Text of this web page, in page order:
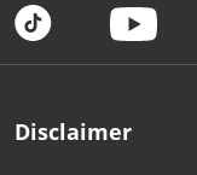
Disclaimer